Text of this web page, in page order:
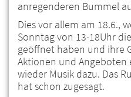
anregenderen Bummel
Dies vor allem am 18.6.,
Sonntag von 13-18Uhr
geöffnet haben und ihre
Aktionen und Angeboten
wieder Musik dazu. Das
hat schon zugesagt.